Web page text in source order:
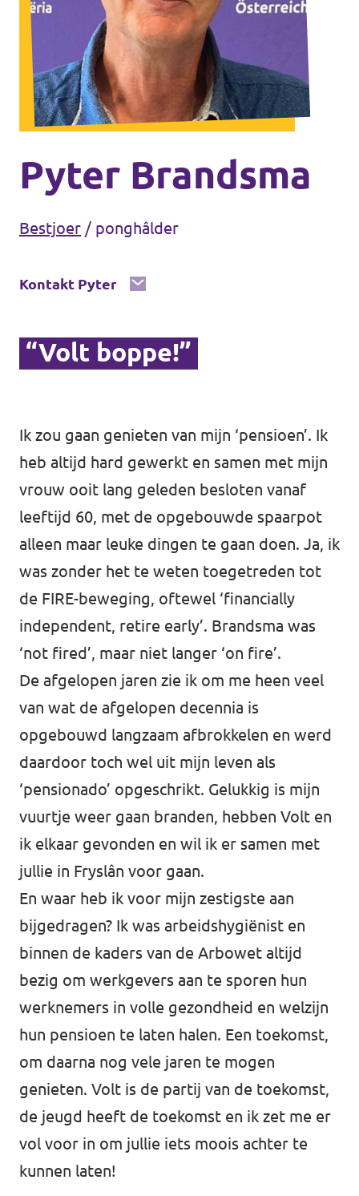
Volt Oerisel
Aginda
Wurd aktyf!
Fakatueres
Stypje Volt Fryslân!
Pyter Brandsma
Bestjoer / ponghâlder
Kontakt Pyter
“Volt boppe!”
Ik zou gaan genieten van mijn ‘pensioen’. Ik
heb altijd hard gewerkt en samen met mijn
vrouw ooit lang geleden besloten vanaf
leeftijd 60, met de opgebouwde spaarpot
alleen maar leuke dingen te gaan doen. Ja, ik
was zonder het te weten toegetreden tot
de FIRE-beweging, oftewel ‘financially
independent, retire early’. Brandsma was
‘not fired’, maar niet langer ‘on fire’.
De afgelopen jaren zie ik om me heen veel
van wat de afgelopen decennia is
opgebouwd langzaam afbrokkelen en werd
daardoor toch wel uit mijn leven als
‘pensionado’ opgeschrikt. Gelukkig is mijn
vuurtje weer gaan branden, hebben Volt en
ik elkaar gevonden en wil ik er samen met
jullie in Fryslân voor gaan.
En waar heb ik voor mijn zestigste aan
bijgedragen? Ik was arbeidshygiënist en
binnen de kaders van de Arbowet altijd
bezig om werkgevers aan te sporen hun
werknemers in volle gezondheid en welzijn
hun pensioen te laten halen. Een toekomst,
om daarna nog vele jaren te mogen
genieten. Volt is de partij van de toekomst,
de jeugd heeft de toekomst en ik zet me er
vol voor in om jullie iets moois achter te
kunnen laten!